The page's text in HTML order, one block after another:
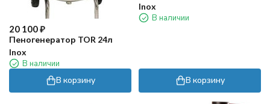
20 100₽
Пеногенератор TOR 24л
Inox
В наличии
В корзину
Inox
В наличии
В корзину